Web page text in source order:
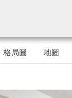
格局圖 地圖